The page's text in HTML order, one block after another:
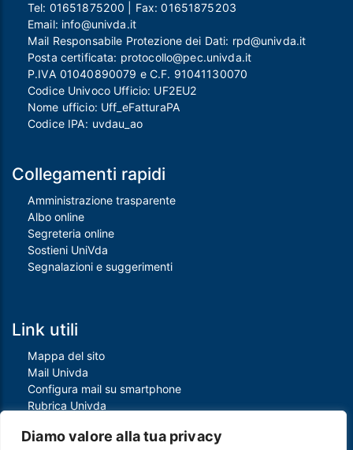
Diamo valore alla tua privacy
Tel: 01651875200 | Fax:01651875203
Email: info@univda.it
Mail Responsabile Protezione dei Dati: rpd@univda.it
Posta certificata: protocollo@pec.univda.it
P.IVA 01040890079 e C.F. 91041130070
Codice Univoco Ufficio: UF2EU2
Nome ufficio: Uff_eFatturaPA
Codice IPA: uvdau_ao
Collegamenti rapidi
Amministrazione trasparente
Albo online
Segreteria online
Sostieni UniVda
Segnalazioni e suggerimenti
Link utili
Mappa del sito
Mail Univda
Configura mail su smartphone
Rubrica Univda